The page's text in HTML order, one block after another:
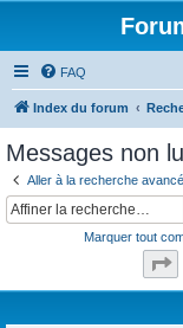
FAQ
Index du forum
Messages non
Aller à la recherche
Marquer tout